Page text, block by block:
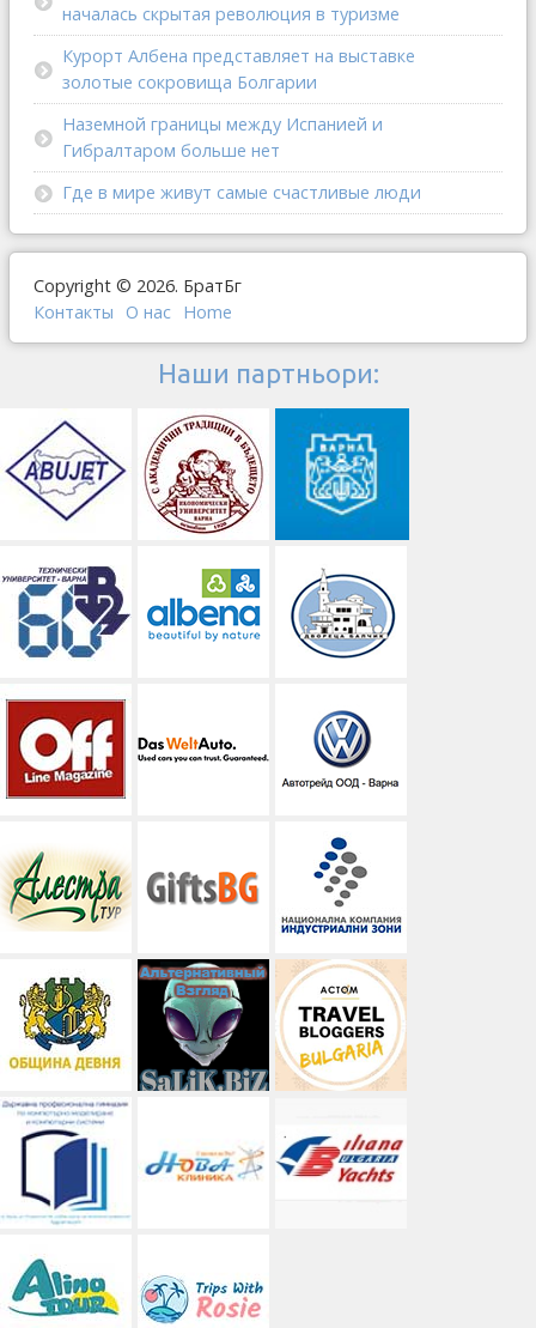
началась скрытая революция в туризме
Курорт Албена представляет на выставке
золотые сокровища Болгарии
Наземной границы между Испанией и
Гибралтаром больше нет
Где в мире живут самые счастливые люди
Copyright © 2026. БратБг
Контакты
О наc Home
Наши партньори: